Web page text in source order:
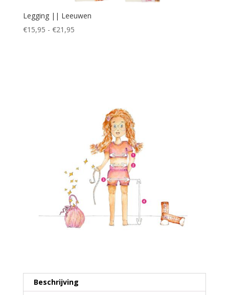
Legging || Leeuwen
€15,95 - €21,95Prijsklasse:
Beschrijving